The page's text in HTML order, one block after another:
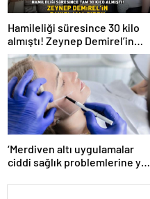
Hamileliği süresince 30 kilo
almıştı! Zeynep Demirel’in
zayıflama sırrı! MUCİZEVİ
ETKİ!
‘Merdiven altı uygulamalar
ciddi sağlık problemlerine yol